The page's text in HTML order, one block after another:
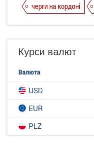
черги на кордоні
Курси валют
Валюта
USD
EUR
PLZ